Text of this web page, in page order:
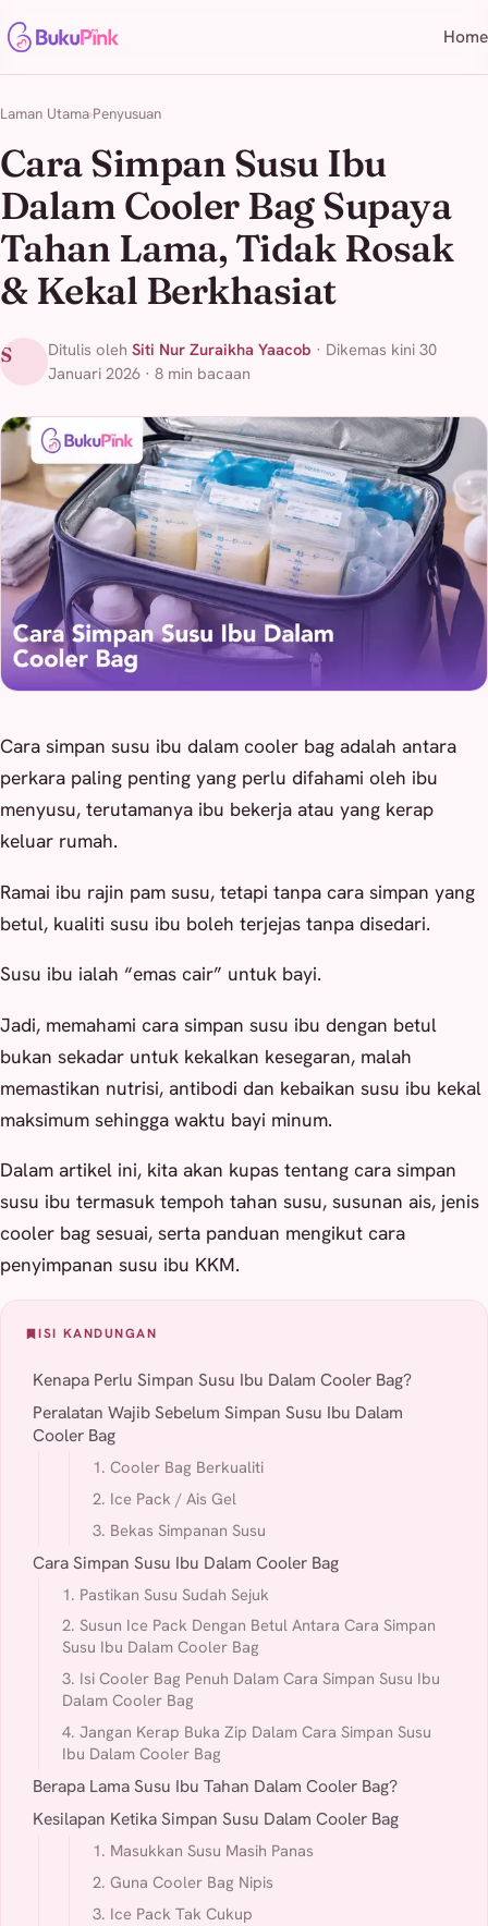
Home
Laman Utama Penyusuan
Cara Simpan Susu Ibu
Dalam Cooler Bag Supaya
Tahan Lama, Tidak Rosak
& Kekal Berkhasiat
S Ditulis oleh Siti Nur Zuraikha Yaacob · Dikemas kini 30
Januari 2026 · 8 min bacaan
Cara simpan susu ibu dalam cooler bag adalah antara
perkara paling penting yang perlu difahami oleh ibu
menyusu, terutamanya ibu bekerja atau yang kerap
keluar rumah.
Ramai ibu rajin pam susu, tetapi tanpa cara simpan yang
betul, kualiti susu ibu boleh terjejas tanpa disedari.
Susu ibu ialah “emas cair” untuk bayi.
Jadi, memahami cara simpan susu ibu dengan betul
bukan sekadar untuk kekalkan kesegaran, malah
memastikan nutrisi, antibodi dan kebaikan susu ibu kekal
maksimum sehingga waktu bayi minum.
Dalam artikel ini, kita akan kupas tentang cara simpan
susu ibu termasuk tempoh tahan susu, susunan ais, jenis
cooler bag sesuai, serta panduan mengikut cara
penyimpanan susu ibu KKM.
ISI KANDUNGAN
Kenapa Perlu Simpan Susu Ibu Dalam Cooler Bag?
Peralatan Wajib Sebelum Simpan Susu Ibu Dalam
Cooler Bag
1. Cooler Bag Berkualiti
2. Ice Pack / Ais Gel
3. Bekas Simpanan Susu
Cara Simpan Susu Ibu Dalam Cooler Bag
1. Pastikan Susu Sudah Sejuk
2. Susun Ice Pack Dengan Betul Antara Cara Simpan
Susu Ibu Dalam Cooler Bag
3. Isi Cooler Bag Penuh Dalam Cara Simpan Susu Ibu
Dalam Cooler Bag
4. Jangan Kerap Buka Zip Dalam Cara Simpan Susu
Ibu Dalam Cooler Bag
Berapa Lama Susu Ibu Tahan Dalam Cooler Bag?
Kesilapan Ketika Simpan Susu Dalam Cooler Bag
1. Masukkan Susu Masih Panas
2. Guna Cooler Bag Nipis
3. Ice Pack Tak Cukup